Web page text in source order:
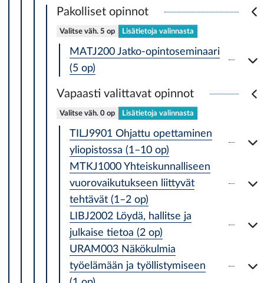
Pakolliset opinnot
Valitse väh. 5 op Lisätietoja valinnasta
MATJ200 Jatko-opintoseminaari
(5 op)
Vapaasti valittavat opinnot
Valitse väh. 0 op Lisätietoja valinnasta
TILJ9901 Ohjattu opettaminen
yliopistossa (1–10 op)
MTKJ1000 Yhteiskunnalliseen
vuorovaikutukseen liittyvät
tehtävät (1–2 op)
LIBJ2002 Löydä, hallitse ja
julkaise tietoa (2 op)
URAM003 Näkökulmia
työelämään ja työllistymiseen